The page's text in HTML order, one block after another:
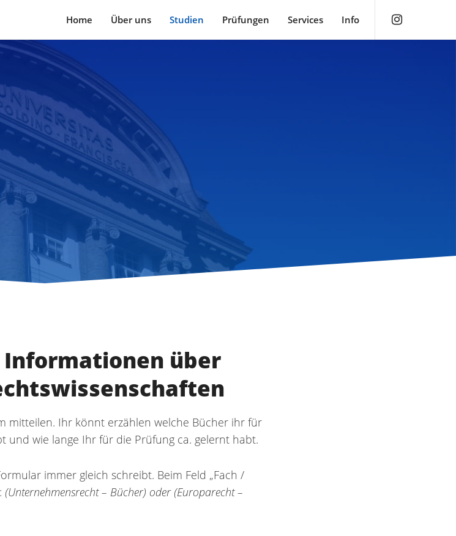
Home Über uns Studien Prüfungen Services Info
über
mitteilen. Ihr könnt erzählen welche Bücher ihr für
und wie lange Ihr für die Prüfung ca. gelernt habt.
immer gleich schreibt. Beim Feld „Fach /
(Unternehmensrecht – Bücher) oder (Europarecht –